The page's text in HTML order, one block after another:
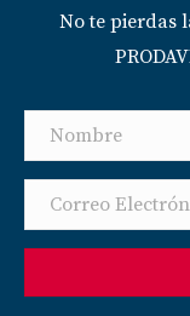
No te pierdas